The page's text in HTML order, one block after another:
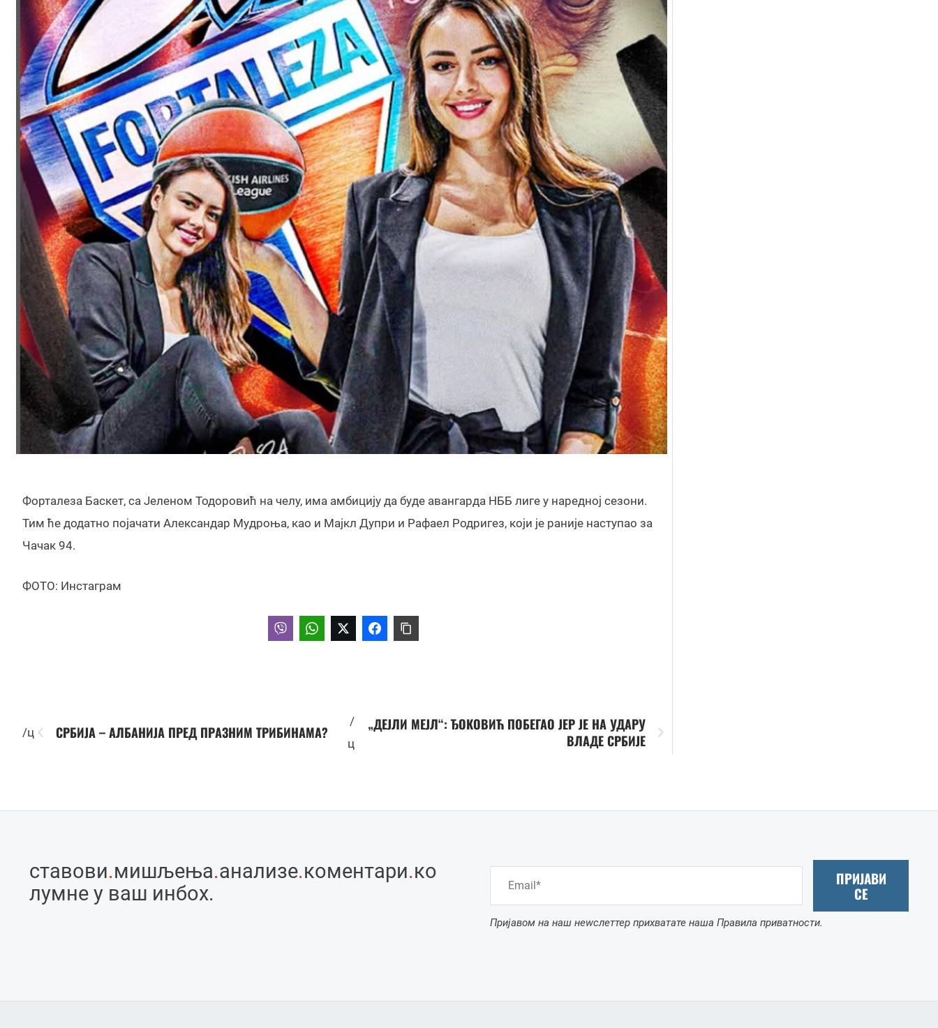
Форталеза Баскет, са Јеленом Тодоровић на челу, има амбицију да буде авангарда НББ лиге у наредној сезони.
Тим ће додатно појачати Александар Мудроња, као и Мајкл Дупри и Рафаел Родригез, који је раније наступао за
Чачак 94.
ФОТО: Инстаграм
/ц СРБИЈА – АЛБАНИЈА ПРЕД ПРАЗНИМ ТРИБИНАМА?
/
ц
„ДЕЈЛИ МЕЈЛ“: ЂОКОВИЋ ПОБЕГАО ЈЕР ЈЕ НА УДАРУ
ВЛАДЕ СРБИЈЕ
ставови.мишљења.анализе.коментари.ко
лумне у ваш инбоx.
ПРИЈАВИ
СЕ
Пријавом на наш неwслеттер прихватате наша Правила приватности.